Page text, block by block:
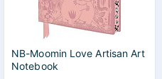
NB-Moomin Love Artisan Art
Notebook